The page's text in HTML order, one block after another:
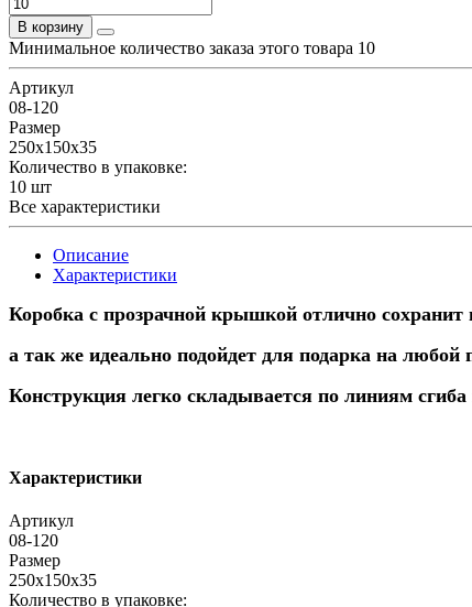
В корзину
Минимальное количество заказа этого товара 10
Артикул
08-120
Размер
250х150х35
Количество в упаковке:
10 шт
Все характеристики
Описание
Характеристики
Коробка с прозрачной крышкой отлично сохранит
а так же идеально подойдет для подарка на любой
Конструкция легко складывается по линиям
Характеристики
Артикул
08-120
Размер
250х150х35
Количество в упаковке: